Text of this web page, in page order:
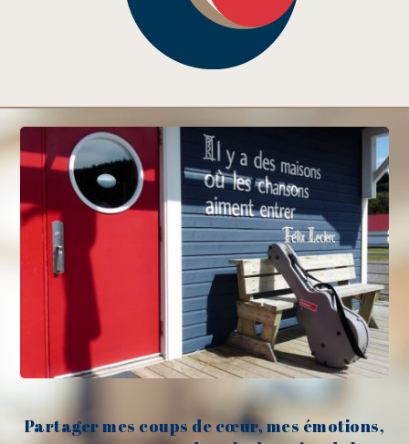
Partager mes coups de cœur, mes émotions,